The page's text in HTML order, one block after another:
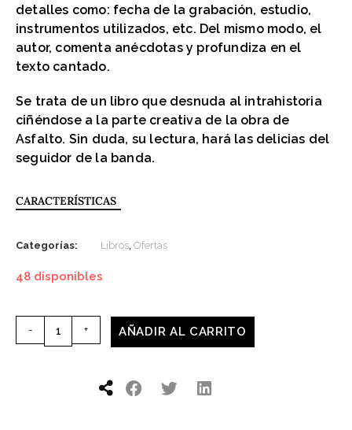
detalles como: fecha de la grabación, estudio,
instrumentos utilizados, etc. Del mismo modo, el
autor, comenta anécdotas y profundiza en el
texto cantado.
Se trata de un libro que desnuda al intrahistoria
ciñéndose a la parte creativa de la obra de
Asfalto. Sin duda, su lectura, hará las delicias del
seguidor de la banda.
CARACTERÍSTICAS
Categorías: Libros, Ofertas
48 disponibles
- + AÑADIR AL CARRITO